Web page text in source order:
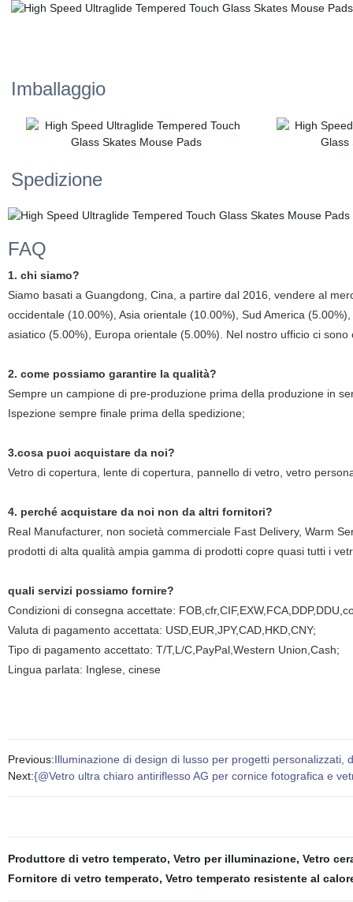
Imballaggio
Spedizione
FAQ
1. chi siamo?
Siamo basati a Guangdong, Cina, a partire dal 2016, vendere al
occidentale (10.00%), Asia orientale (10.00%), Sud America
asiatico (5.00%), Europa orientale (5.00%). Nel nostro ufficio ci
2. come possiamo garantire la qualità?
Sempre un campione di pre-produzione prima della produzione in
Ispezione sempre finale prima della spedizione;
3.cosa puoi acquistare da noi?
Vetro di copertura, lente di copertura, pannello di vetro, vetro
4. perché acquistare da noi non da altri fornitori?
Real Manufacturer, non società commerciale Fast Delivery, Warm
prodotti di alta qualità ampia gamma di prodotti copre quasi tutti i
quali servizi possiamo fornire?
Condizioni di consegna accettate:
Valuta di pagamento accettata: USD,EUR,JPY,CAD,HKD,CNY;
Tipo di pagamento accettato: T/T,L/C,PayPal,Western Union,Cash;
Lingua parlata: Inglese, cinese
Previous:Illuminazione di design di lusso per progetti
Next:{@Vetro ultra chiaro antiriflesso AG per cornice fotografica e
Produttore di vetro temperato, Vetro per illuminazione, Vetro
Fornitore di vetro temperato, Vetro temperato resistente al